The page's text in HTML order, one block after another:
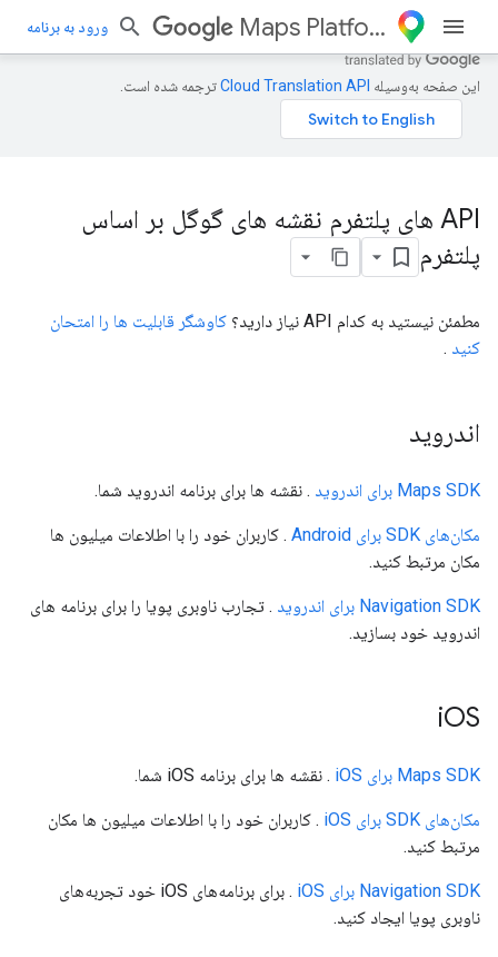
Maps Platform ورود به برنامه
این صفحه به‌وسیله ترجمه شده است.
API های پلتفرم نقشه های گوگل بر اساس
پلتفرم
مطمئن نیستید به کدام API نیاز دارید؟
کاوشگر قابلیت ها را امتحان
کنید .
اندروید
Maps SDK برای اندروید . نقشه ها برای برنامه اندروید شما.
مکان‌های SDK برای Android
. کاربران خود را با اطلاعات میلیون ها
مکان مرتبط کنید.
Navigation SDK برای اندروید
. تجارب ناوبری پویا را برای برنامه های
اندروید خود بسازید.
iOS
Maps SDK برای iOS . نقشه ها برای برنامه iOS شما.
مکان‌های SDK برای iOS
. کاربران خود را با اطلاعات میلیون ها مکان
مرتبط کنید.
Navigation SDK برای iOS
. برای برنامه‌های iOS خود تجربه‌های
ناوبری پویا ایجاد کنید.